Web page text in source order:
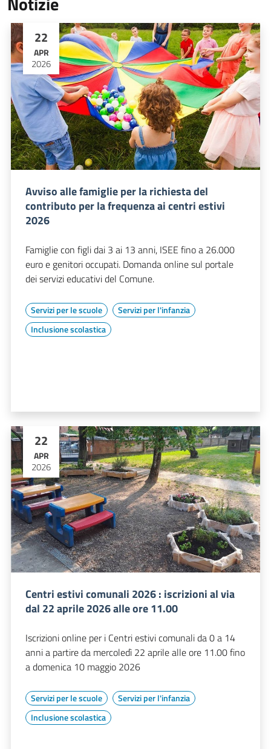
22
APR
2026
Avviso alle famiglie per la richiesta del
contributo per la frequenza ai centri estivi
2026
Famiglie con figli dai 3 ai 13 anni, ISEE fino a 26.000
euro e genitori occupati. Domanda online sul portale
dei servizi educativi del Comune.
Servizi per le scuole
Servizi per l'infanzia
Inclusione scolastica
22
APR
2026
Centri estivi comunali 2026 : iscrizioni al via
dal 22 aprile 2026 alle ore 11.00
Iscrizioni online per i Centri estivi comunali da 0 a 14
anni a partire da mercoledì 22 aprile alle ore 11.00 fino
a domenica 10 maggio 2026
Servizi per le scuole
Servizi per l'infanzia
Inclusione scolastica